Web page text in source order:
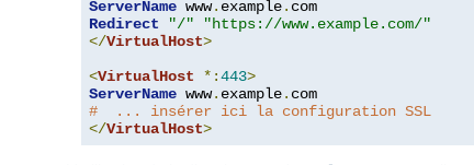
ServerName www. example.
Redirect
"/"
"https://www.example.com/"
</VirtualHost>
<VirtualHost *:443>
ServerName www. example.
#  ... insérer ici la configuration SSL
</VirtualHost>